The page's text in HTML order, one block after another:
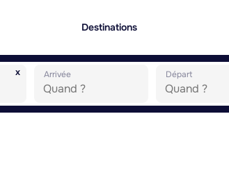
Destinations
x Arrivée Départ